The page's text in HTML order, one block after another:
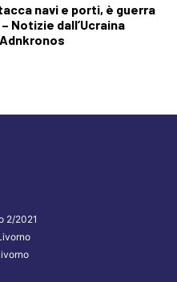
navi e porti, è guerra
Notizie dall’Ucraina
2/2021